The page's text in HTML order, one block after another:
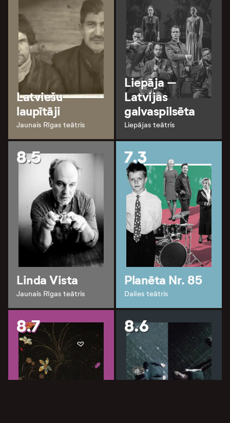
Latviešu
laupītāji
Jaunais Rīgas teātris
Liepāja –
Latvijas
galvaspilsēta
Liepājas teātris
8.5
Linda Vista
Jaunais Rīgas teātris
7.3
Planēta Nr. 85
Dailes teātris
8.7 8.6